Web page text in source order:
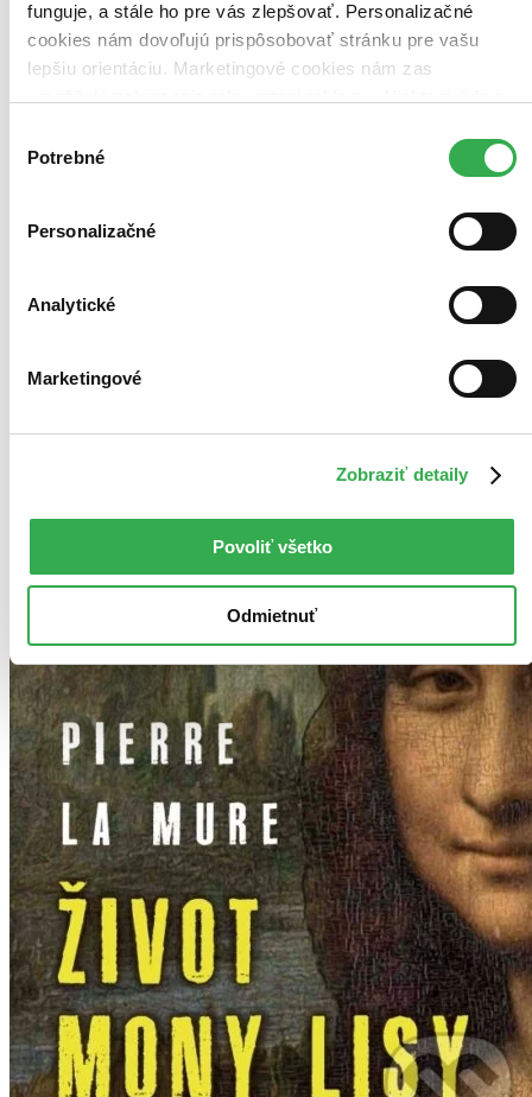
funguje, a stále ho pre vás zlepšovať. Personalizačné
cookies nám dovoľujú prispôsobovať stránku pre vašu
lepšiu orientáciu. Marketingové cookies nám zas
keby sme mohli používať všetky tieto cookies. Ďakujeme!
súhlasu
Potrebné
Personalizačné
Analytické
Marketingové
Zobraziť detaily
Povoliť všetko
Odmietnuť